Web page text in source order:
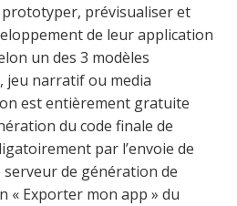
prévisualiser et
de leur application
un des 3 modèles
jeu narratif ou media
est entièrement gratuite
du code finale de
par l’envoie de
serveur de génération de
« Exporter mon app » du